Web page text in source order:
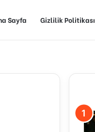
Sayfa Gizlilik Politikası